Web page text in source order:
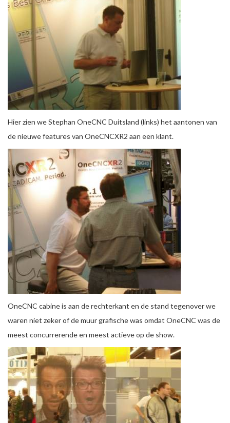
Hier zien we Stephan OneCNC Duitsland (links) het aantonen van
de nieuwe features van OneCNCXR2 aan een klant.
OneCNC cabine is aan de rechterkant en de stand tegenover we
waren niet zeker of de muur grafische was omdat OneCNC was de
meest concurrerende en meest actieve op de show.